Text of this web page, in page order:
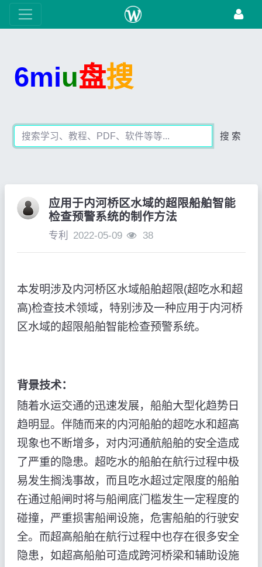
6miu盘搜
搜 索
应用于内河桥区水域的超限船舶智能
检查预警系统的制作方法
专利 2022-05-09 38
本发明涉及内河桥区水域船舶超限(超吃水和超
高)检查技术领域，特别涉及一种应用于内河桥
区水域的超限船舶智能检查预警系统。
背景技术：
随着水运交通的迅速发展，船舶大型化趋势日
趋明显。伴随而来的内河船舶的超吃水和超高
现象也不断增多，对内河通航船舶的安全造成
了严重的隐患。超吃水的船舶在航行过程中极
易发生搁浅事故，而且吃水超过定限度的船舶
在通过船闸时将与船闸底门槛发生一定程度的
碰撞，严重损害船闸设施，危害船舶的行驶安
全。而超高船舶在航行过程中也存在很多安全
隐患，如超高船舶可造成跨河桥梁和辅助设施